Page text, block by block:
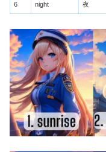
6 night 夜